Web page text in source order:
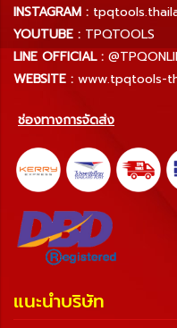
INSTAGRAM :
YOUTUBE : TPQTOOLS
LINE OFFICIAL :
WEBSITE : www.tpqtools-
ช่องทางการจัดส่ง
แนะนำบริษัท